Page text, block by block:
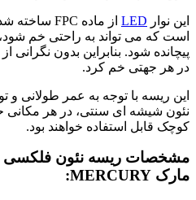
این نوار LED
است که می تواند به راحتی خم
پیچانده شود. بنابراین بدون
در هر جهتی خم کرد.
این ریسه با توجه به عمر طولانی و
نئون شیشه ای سنتی، در هر مکانی
کوچک قابل استفاده خواهند بود.
مشخصات ریسه نئون فلکسی
مارک MERCURY: